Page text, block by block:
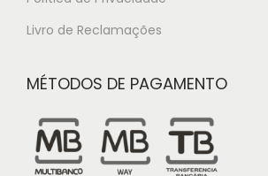
Livro de Reclamações
MÉTODOS DE PAGAMENTO